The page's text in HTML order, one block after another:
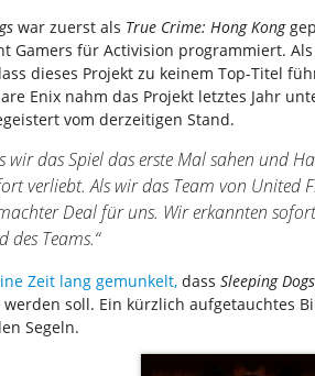
war zuerst als True Crime: Hong Kong
Gamers für Activision programmiert.
dieses Projekt zu keinem Top-Titel
Enix nahm das Projekt letztes Jahr
vom derzeitigen Stand.
wir das Spiel das erste Mal sahen und
verliebt. Als wir das Team von United
Deal für uns. Wir erkannten
des Teams.“
Zeit lang gemunkelt, dass Sleeping Dogs
werden soll. Ein kürzlich aufgetauchtes
Segeln.